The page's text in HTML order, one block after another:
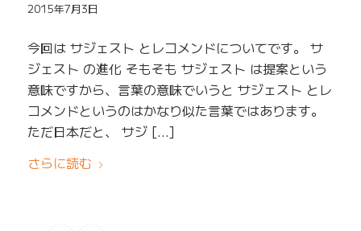
2015年7月3日
今回は サジェスト とレコメンドについてです。 サ
ジェスト の進化 そもそも サジェスト は提案という
意味ですから、言葉の意味でいうと サジェスト とレ
コメンドというのはかなり似た言葉ではあります。
ただ日本だと、 サジ […]
さらに読む